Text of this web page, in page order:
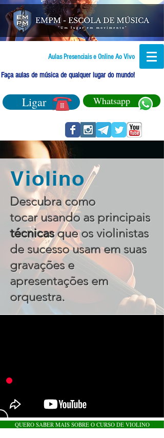
Aulas Presenciais e Online Ao Vivo
Faça aulas de música de qualquer lugar do mundo!
Ligar Whatsapp
Violino
Descubra como
tocar usando as principais
técnicasque os violinistas
de sucesso usam em suas
gravações e
apresentações em
orquestra.
QUERO SABER MAIS SOBRE O CURSO DE VIOLINO